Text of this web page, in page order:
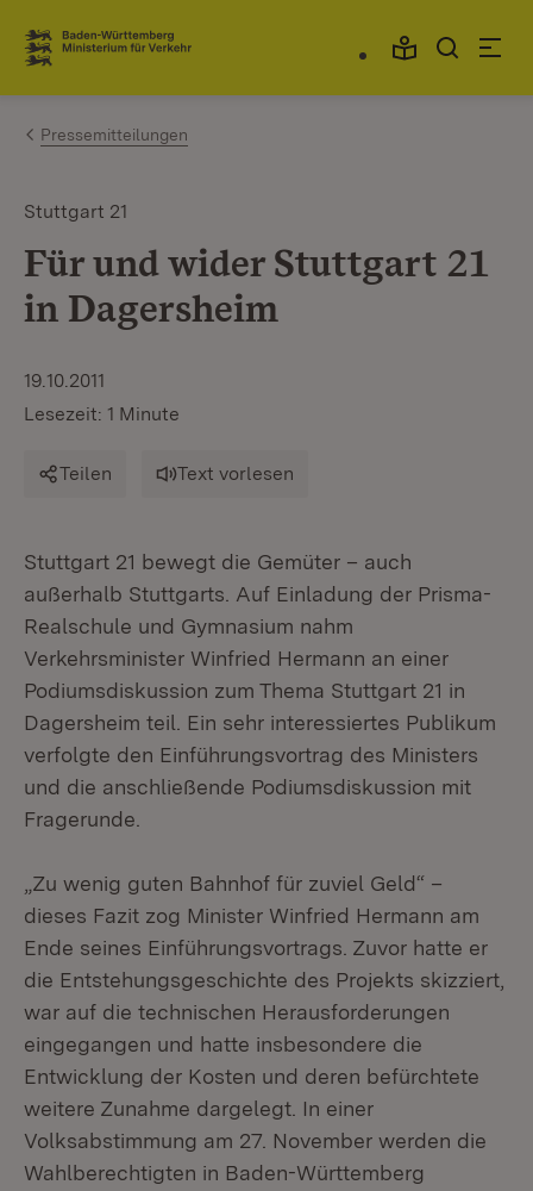
Zum Inhalt springen
Link zur Startseite
Pressemitteilungen
Stuttgart 21
Für und wider Stuttgart 21
in Dagersheim
19.10.2011
Lesezeit: 1 Minute
Teilen Text vorlesen
Stuttgart 21 bewegt die Gemüter – auch
außerhalb Stuttgarts. Auf Einladung der Prisma-
Realschule und Gymnasium nahm
Verkehrsminister Winfried Hermann an einer
Podiumsdiskussion zum Thema Stuttgart 21 in
Dagersheim teil. Ein sehr interessiertes Publikum
verfolgte den Einführungsvortrag des Ministers
und die anschließende Podiumsdiskussion mit
Fragerunde.
„Zu wenig guten Bahnhof für zuviel Geld“ –
dieses Fazit zog Minister Winfried Hermann am
Ende seines Einführungsvortrags. Zuvor hatte er
die Entstehungsgeschichte des Projekts skizziert,
war auf die technischen Herausforderungen
eingegangen und hatte insbesondere die
Entwicklung der Kosten und deren befürchtete
weitere Zunahme dargelegt. In einer
Volksabstimmung am 27. November werden die
Wahlberechtigten in Baden-Württemberg